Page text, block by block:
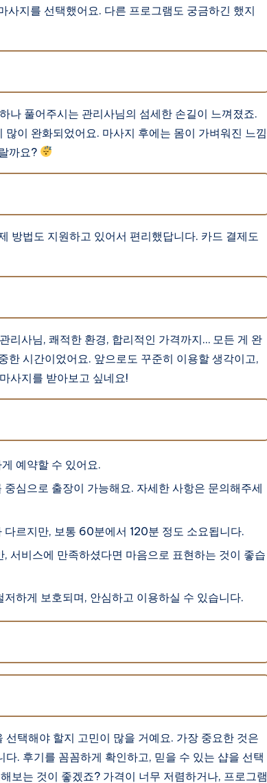
지를 선택했어요. 다른 프로그램도 궁금하긴 했지
나 풀어주시는 관리사님의 섬세한 손길이 느껴졌죠.
이 완화되었어요. 마사지 후에는 몸이 가벼워진 느낌
까요?
방법도 지원하고 있어서 편리했답니다. 카드 결제도
리사님, 쾌적한 환경, 합리적인 가격까지… 모든 게 완
한 시간이었어요. 앞으로도 꾸준히 이용할 생각이고,
사지를 받아보고 싶네요!
예약할 수 있어요.
중심으로 출장이 가능해요. 자세한 사항은 문의해주세
다르지만, 보통 60분에서 120분 정도 소요됩니다.
, 서비스에 만족하셨다면 마음으로 표현하는 것이 좋습
저하게 보호되며, 안심하고 이용하실 수 있습니다.
택해야 할지 고민이 많을 거예요. 가장 중요한 것은
. 후기를 꼼꼼하게 확인하고, 믿을 수 있는 샵을 선택
보는 것이 좋겠죠? 가격이 너무 저렴하거나, 프로그램